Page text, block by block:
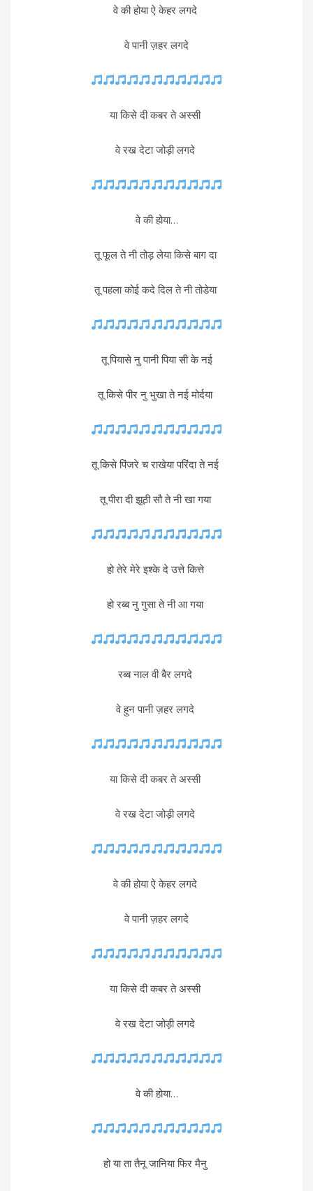
वे की होया ऐ केहर लगदे
वे पानी ज़हर लगदे
या किसे दी कबर ते अस्सी
वे रख देटा जोड़ी लगदे
वे की होया...
तू फूल ते नी तोड़ लेया किसे बाग दा
तू पहला कोई कदे दिल ते नी तोडेया
तू पियासे नु पानी पिया सी के नई
तू किसे पीर नु भुखा ते नई मोर्दया
तू किसे पिंजरे च राखेया परिंदा ते नई
तू पीरा दी झूठी सौ ते नी खा गया
हो तेरे मेरे इश्के दे उत्ते कित्ते
हो रब्ब नु गुसा ते नी आ गया
रब्ब नाल वी बैर लगदे
वे हुन पानी ज़हर लगदे
या किसे दी कबर ते अस्सी
वे रख देटा जोड़ी लगदे
वे की होया ऐ केहर लगदे
वे पानी ज़हर लगदे
या किसे दी कबर ते अस्सी
वे रख देटा जोड़ी लगदे
वे की होया...
हो या ता तैनू जानिया फिर मैनु